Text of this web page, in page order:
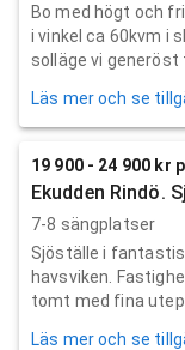
Bo med högt och
i vinkel ca 60kvm i
solläge vi generöst
Läs mer och se
19 900 - 24 900 kr
Ekudden Rindö.
7-8 sängplatser
Sjöställe i
havsviken.
tomt med fina
Läs mer och se